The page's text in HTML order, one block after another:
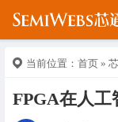
当前位置： 首页 »
FPGA在人工